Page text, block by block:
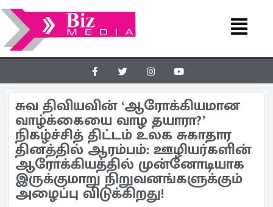
சுவ திவியவின் ‘ஆரோக்கியமான
வாழ்க்கையை வாழ தயாரா?’
நிகழ்ச்சித் திட்டம் உலக சுகாதார
தினத்தில் ஆரம்பம்: ஊழியர்களின்
ஆரோக்கியத்தில் முன்னோடியாக
இருக்குமாறு நிறுவனங்களுக்கும்
அழைப்பு விடுக்கிறது!